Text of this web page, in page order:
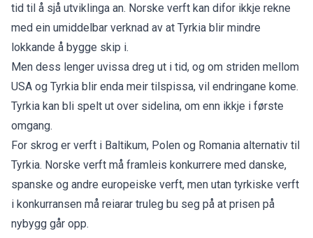
tid til å sjå utviklinga an. Norske verft kan difor ikkje rekne
med ein umiddelbar verknad av at Tyrkia blir mindre
lokkande å bygge skip i.
Men dess lenger uvissa dreg ut i tid, og om striden mellom
USA og Tyrkia blir enda meir tilspissa, vil endringane kome.
Tyrkia kan bli spelt ut over sidelina, om enn ikkje i første
omgang.
For skrog er verft i Baltikum, Polen og Romania alternativ til
Tyrkia. Norske verft må framleis konkurrere med danske,
spanske og andre europeiske verft, men utan tyrkiske verft
i konkurransen må reiarar truleg bu seg på at prisen på
nybygg går opp.